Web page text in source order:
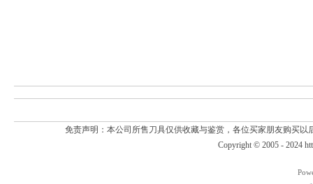
免责声明：本公司所售刀具仅供收藏与鉴赏，各位买家朋友购买
Copyright © 2005 - 2024